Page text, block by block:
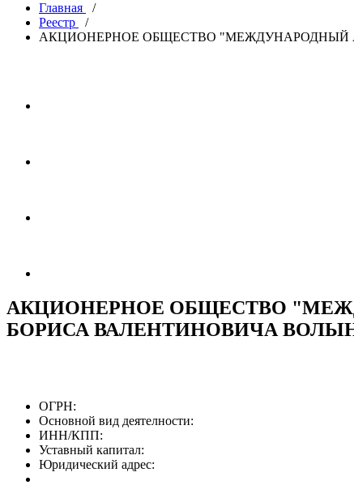
Главная
/
Реестр
/
АКЦИОНЕРНОЕ ОБЩЕСТВО "МЕЖДУНАРОДНЫЙ
АКЦИОНЕРНОЕ ОБЩЕСТВО
БОРИСА ВАЛЕНТИНОВИЧА
ОГРН:
Основной вид деятелности:
ИНН/КПП:
Уставный капитал:
Юридический адрес: